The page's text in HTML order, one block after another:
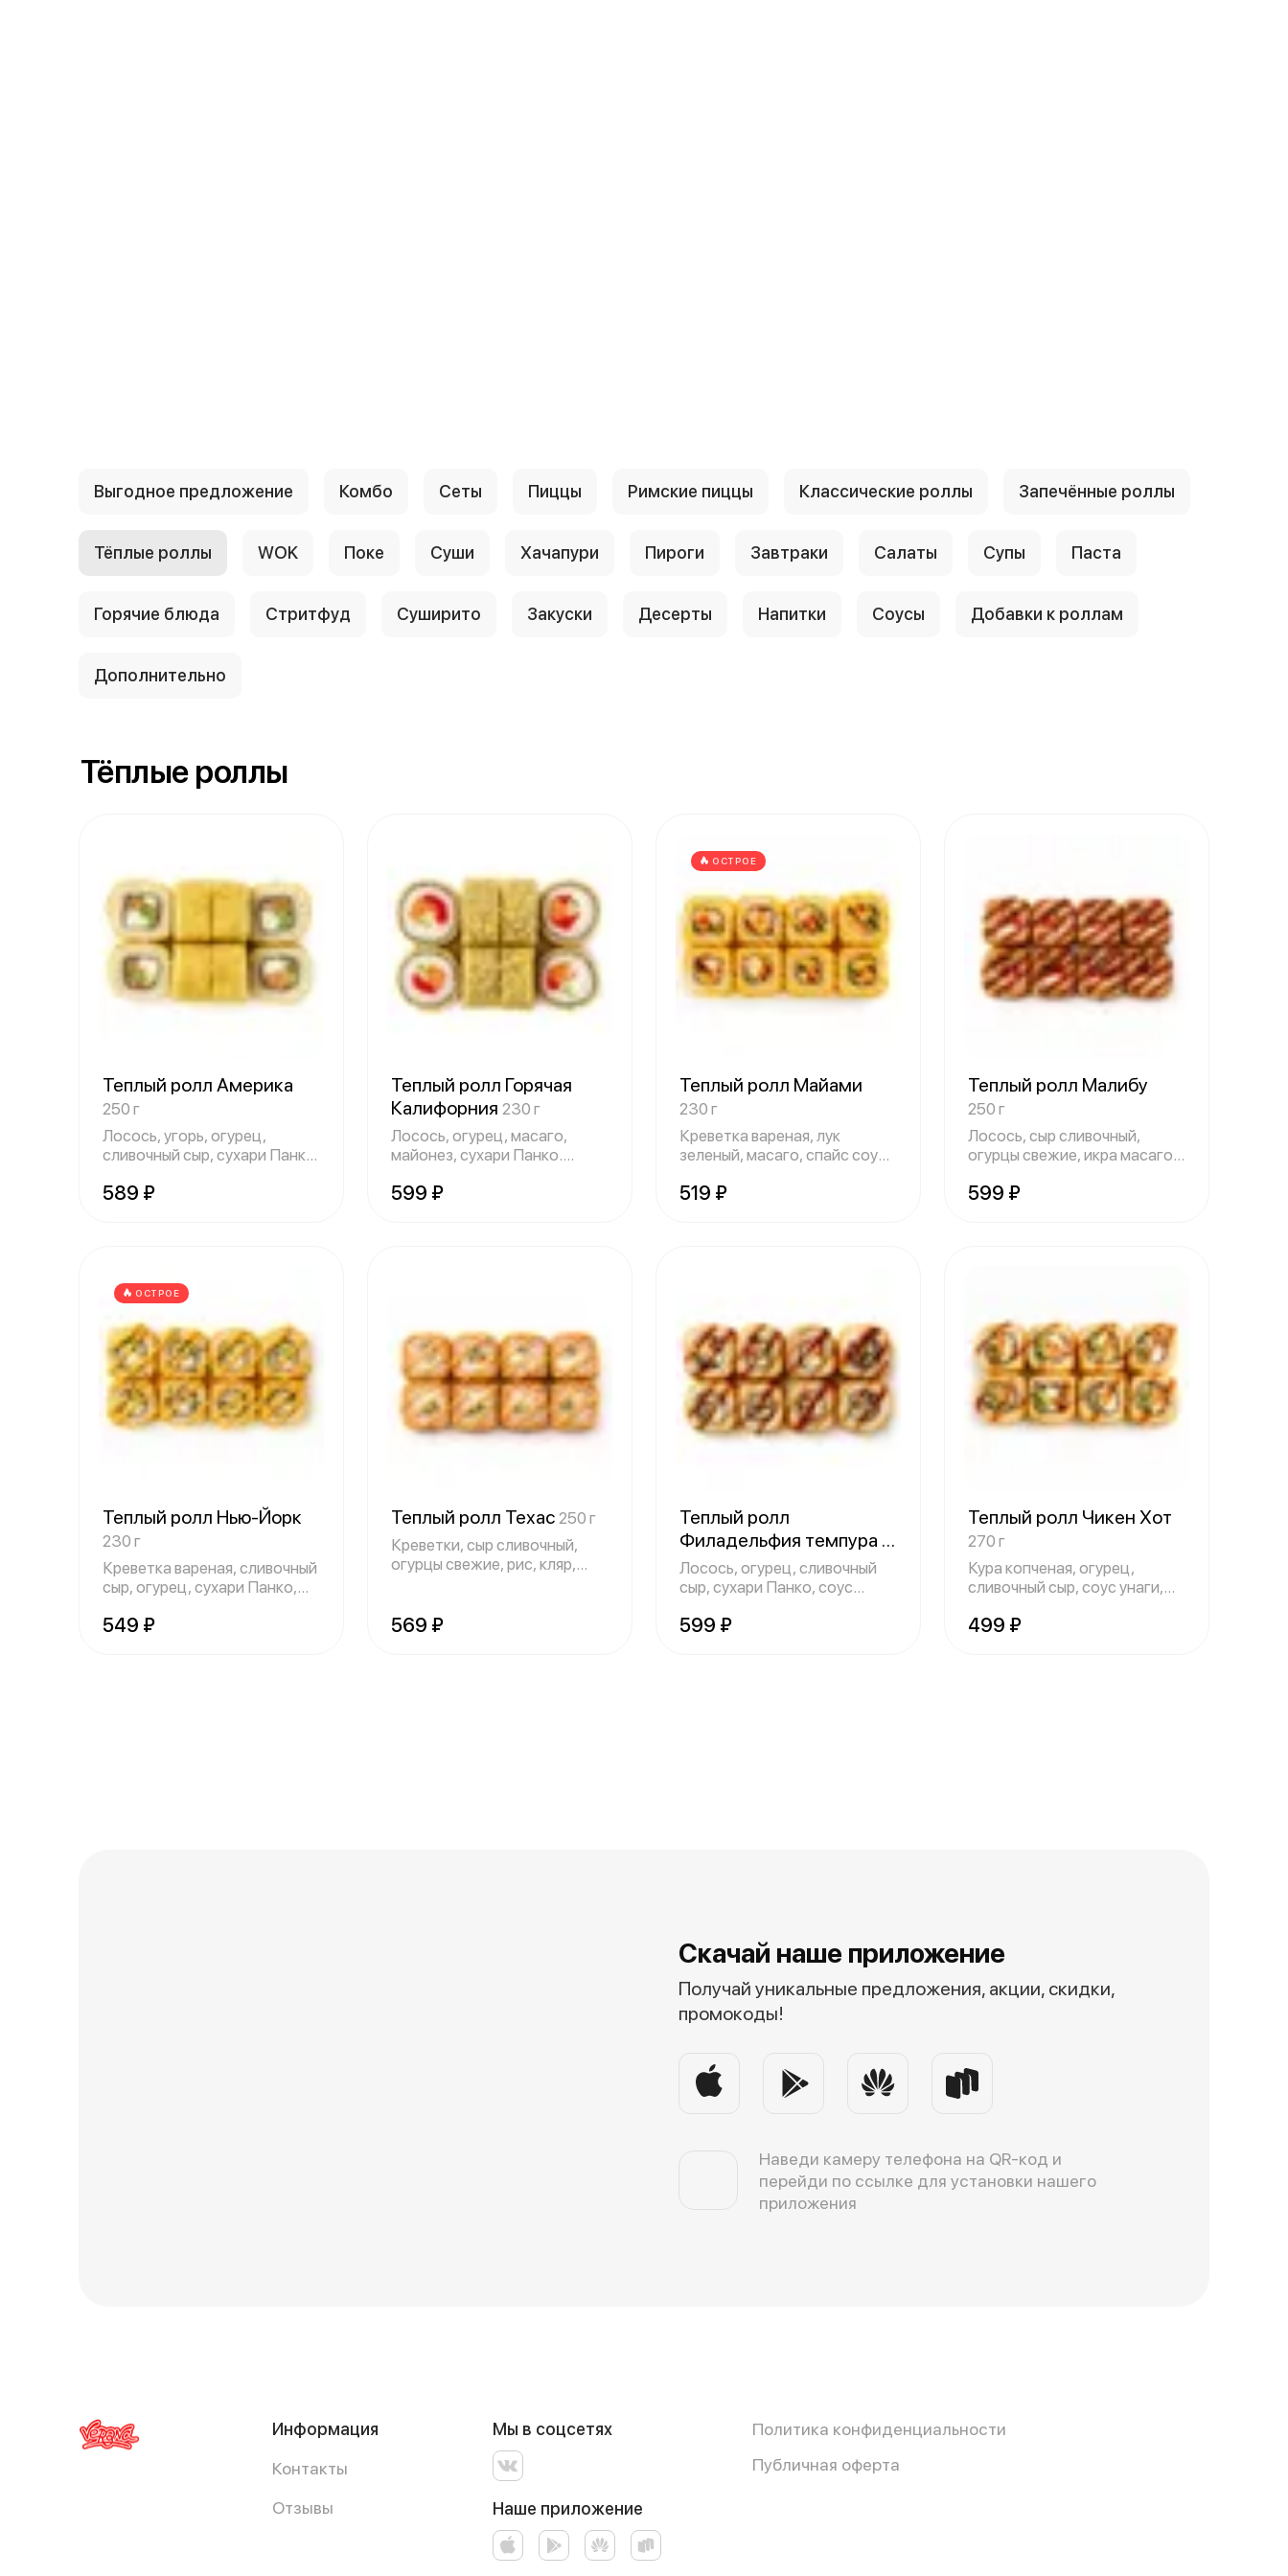
Выгодное предложение Комбо Сеты Пиццы Римские пиццы Классические роллы Запечённые роллы
Тёплые роллы WOK Поке Суши Хачапури Пироги Завтраки Салаты Супы Паста
Горячие блюда Стритфуд Суширито Закуски Десерты Напитки Соусы Добавки к роллам
Дополнительно
Тёплые роллы
Теплый ролл Америка
250 г
Лосось, угорь, огурец,
сливочный сыр, сухари Панко.
589 ₽
Теплый ролл Горячая
Калифорния 230 г
Лосось, огурец, масаго,
майонез, сухари Панко.
599 ₽
ОСТРОЕ
Теплый ролл Майами
230 г
Креветка вареная, лук
зеленый, масаго, спайс соус.
519 ₽
Теплый ролл Малибу
250 г
Лосось, сыр сливочный,
огурцы свежие, икра масаго,
599 ₽
ОСТРОЕ
Теплый ролл Нью-Йорк
230 г
Креветка вареная, сливочный
сыр, огурец, сухари Панко,
549 ₽
Теплый ролл Техас 250 г
Креветки, сыр сливочный,
огурцы свежие, рис, кляр,
569 ₽
Теплый ролл
Филадельфия темпура
250 г
Лосось, огурец, сливочный
сыр, сухари Панко, соус
599 ₽
Теплый ролл Чикен Хот
270 г
Кура копченая, огурец,
сливочный сыр, соус унаги,
499 ₽
Скачай наше приложение
Получай уникальные предложения, акции, скидки,
промокоды!
Наведи камеру телефона на QR-код и
перейди по ссылке для установки нашего
приложения
Информация
Контакты
Отзывы
Мы в соцсетях
Наше приложение
Политика конфиденциальности
Публичная оферта